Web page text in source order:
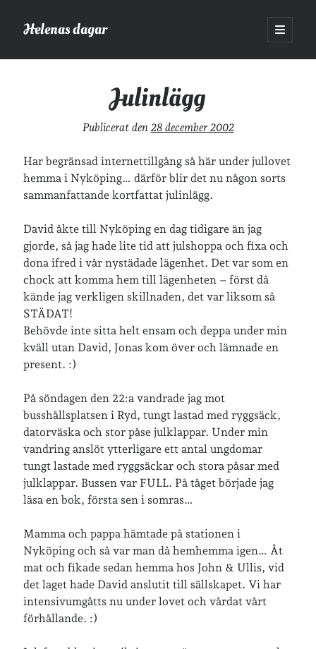
Helenas dagar
öppna
primär
Sidopanel
Hej!
Jag heter Helena och är mamma till Ava och Sander, fru till Jonas
och frontendutvecklare på Tieto. Jag tycker om läsande, skrivande,
geocaching, löpning och att dricka te.Mer om mig här.
Om lösenordsskyddade inlägg
Senaste inläggen
Från Hälleforsnäs till Katrineholm på Sörmlandsleden
Nu är jag 46 år
Två veckor på Öland
Jonas 47 år!
Senaste kommentarer
MariaomVår bröllopsdikt
Fredrik DomLäste i Språktidningen om SÖ-stilen…
AndrewomSöder runt 2023
Mandalorian, vandring och sommarväder – Helenas dagar
om
Vandring mellan Ösmo och Segersäng i sommarväder
Julinlägg
Publicerat den 28 december 2002
Har begränsad internettillgång så här under jullovet
hemma i Nyköping… därför blir det nu någon sorts
sammanfattande kortfattat julinlägg.
David åkte till Nyköping en dag tidigare än jag
gjorde, så jag hade lite tid att julshoppa och fixa och
dona ifred i vår nystädade lägenhet. Det var som en
chock att komma hem till lägenheten – först då
kände jag verkligen skillnaden, det var liksom så
STÄDAT!
Behövde inte sitta helt ensam och deppa under min
kväll utan David, Jonas kom över och lämnade en
present. :)
På söndagen den 22:a vandrade jag mot
busshållsplatsen i Ryd, tungt lastad med ryggsäck,
datorväska och stor påse julklappar. Under min
vandring anslöt ytterligare ett antal ungdomar
tungt lastade med ryggsäckar och stora påsar med
julklappar. Bussen var FULL. På tåget började jag
läsa en bok, första sen i somras…
Mamma och pappa hämtade på stationen i
Nyköping och så var man då hemhemma igen… Åt
mat och fikade sedan hemma hos John & Ullis, vid
det laget hade David anslutit till sällskapet. Vi har
intensivumgåtts nu under lovet och vårdat vårt
förhållande. :)